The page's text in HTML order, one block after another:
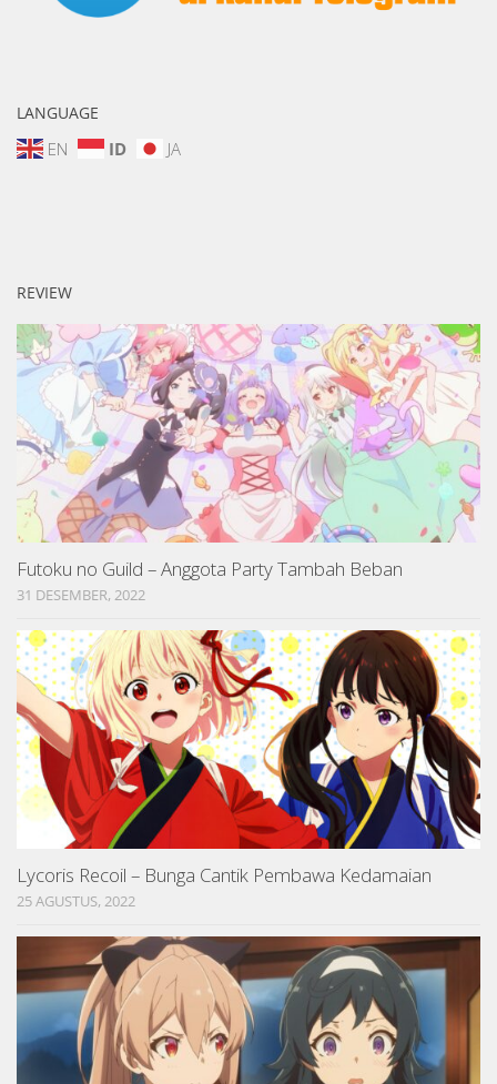
LANGUAGE
EN ID JA
REVIEW
Futoku no Guild – Anggota Party Tambah Beban
31 DESEMBER, 2022
Lycoris Recoil – Bunga Cantik Pembawa Kedamaian
25 AGUSTUS, 2022